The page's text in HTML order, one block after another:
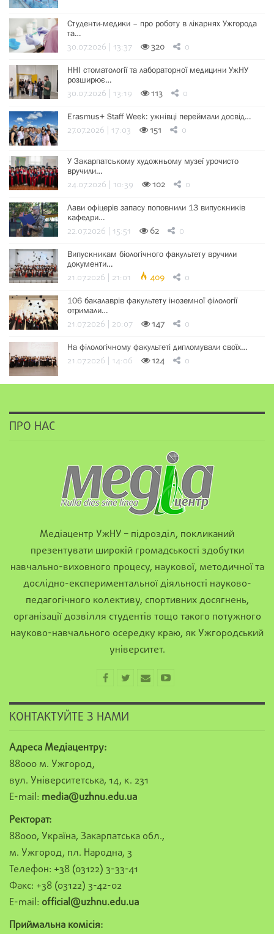
Студенти-медики – про роботу в лікарнях Ужгорода
та…
30.07.2026 | 13:37 320 0
ННІ стоматології та лабораторної медицини УжНУ
розширює…
30.07.2026 | 13:19 113 0
Erasmus+ Staff Week: ужнівці переймали досвід…
27.07.2026 | 17:03 151 0
У Закарпатському художньому музеї урочисто
вручили…
24.07.2026 | 10:39 102 0
Лави офіцерів запасу поповнили 13 випускників
кафедри…
22.07.2026 | 15:51 62 0
Випускникам біологічного факультету вручили
документи…
21.07.2026 | 21:01 409 0
106 бакалаврів факультету іноземної філології
отримали…
21.07.2026 | 20:07 147 0
На філологічному факультеті дипломували своїх…
21.07.2026 | 14:06 124 0
ПРО НАС
Медіацентр УжНУ – підрозділ, покликаний
презентувати широкій громадськості здобутки
навчально-виховного процесу, наукової, методичної та
дослідно-експериментальної діяльності науково-
педагогічного колективу, спортивних досягнень,
організації дозвілля студентів тощо такого потужного
науково-навчального осередку краю, як Ужгородський
університет.
КОНТАКТУЙТЕ З НАМИ
Адреса Медіацентру:
88000 м. Ужгород,
вул. Університетська, 14, к. 231
E-mail: media@uzhnu.edu.ua
Ректорат:
88000, Україна, Закарпатська обл.,
м. Ужгород, пл. Народна, 3
Телефон: +38 (03122) 3-33-41
Факс: +38 (03122) 3-42-02
E-mail: official@uzhnu.edu.ua
Приймальна комісія: